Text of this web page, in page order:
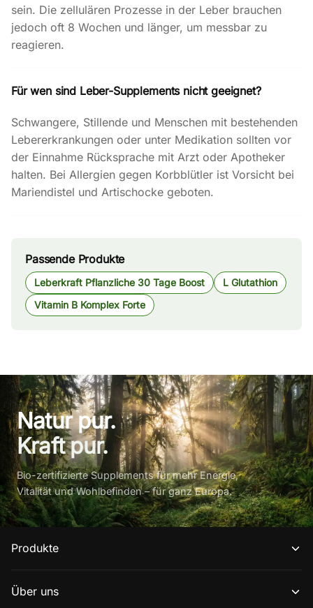
sein. Die zellulären Prozesse in der Leber brauchen
jedoch oft 8 Wochen und länger, um messbar zu
reagieren.
Für wen sind Leber-Supplements nicht geeignet?
Schwangere, Stillende und Menschen mit bestehenden
Lebererkrankungen oder unter Medikation sollten vor
der Einnahme Rücksprache mit Arzt oder Apotheker
halten. Bei Allergien gegen Korbblütler ist Vorsicht bei
Mariendistel und Artischocke geboten.
Passende Produkte
Leberkraft Pflanzliche 30 Tage Boost
L Glutathion
Vitamin B Komplex Forte
Natur pur.
Kraft pur.
Bio-zertifizierte Supplements für mehr Energie,
Vitalität und Wohlbefinden – für ganz Europa.
Produkte
Über uns